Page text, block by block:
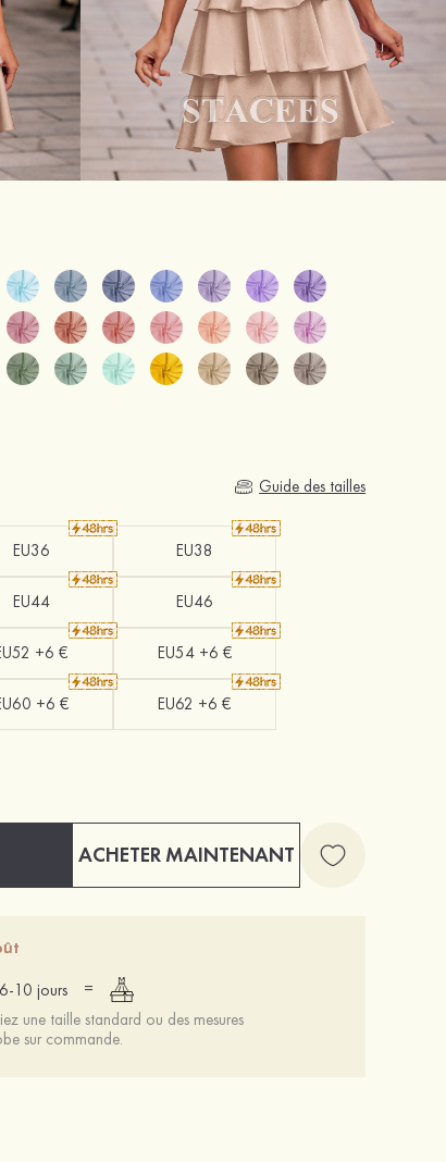
Guide des tailles
EU36 EU38
EU44 EU46
+6 € EU54 +6 €
+6 € EU62 +6 €
ACHETER MAINTENANT
10 jours
=
une taille standard ou des mesures
sur commande.